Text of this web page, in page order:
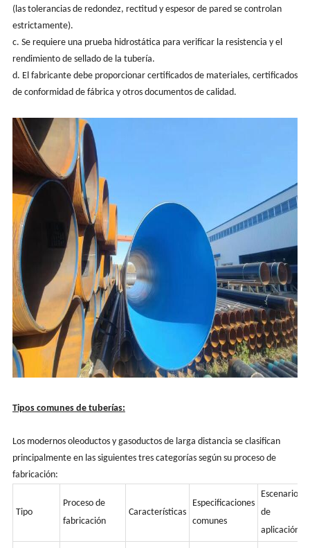
(las tolerancias de redondez, rectitud y espesor de pared se controlan
estrictamente).
c. Se requiere una prueba hidrostática para verificar la resistencia y el
rendimiento de sellado de la tubería.
d. El fabricante debe proporcionar certificados de materiales, certificados
de conformidad de fábrica y otros documentos de calidad.
Tipos comunes de tuberías:
Los modernos oleoductos y gasoductos de larga distancia se clasifican
principalmente en las siguientes tres categorías según su proceso de
fabricación:
Tipo
Proceso de
fabricación
Características
Especificaciones
comunes
Escenarios
de
aplicación